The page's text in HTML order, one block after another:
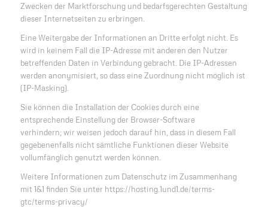
Zwecken der Marktforschung und bedarfsgerechten Gestaltung
dieser Internetseiten zu erbringen.
Eine Weitergabe der Informationen an Dritte erfolgt nicht. Es
wird in keinem Fall die IP-Adresse mit anderen den Nutzer
betreffenden Daten in Verbindung gebracht. Die IP-Adressen
werden anonymisiert, so dass eine Zuordnung nicht möglich ist
(IP-Masking).
Sie können die Installation der Cookies durch eine
entsprechende Einstellung der Browser-Software
verhindern; wir weisen jedoch darauf hin, dass in diesem Fall
gegebenenfalls nicht sämtliche Funktionen dieser Website
vollumfänglich genutzt werden können.
Weitere Informationen zum Datenschutz im Zusammenhang
mit 1&1 finden Sie unter https://hosting.1und1.de/terms-
gtc/terms-privacy/